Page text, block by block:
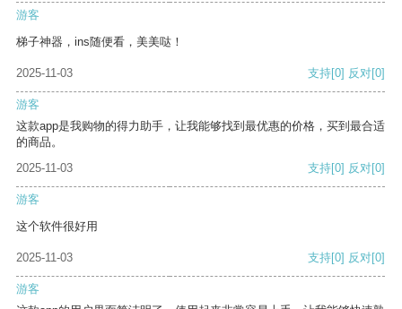
游客
梯子神器，ins随便看，美美哒！
2025-11-03 支持[0] 反对[0]
游客
这款app是我购物的得力助手，让我能够找到最优惠的价格，买到最合适
的商品。
2025-11-03
支持[0] 反对[0]
游客
这个软件很好用
2025-11-03 支持[0] 反对[0]
游客